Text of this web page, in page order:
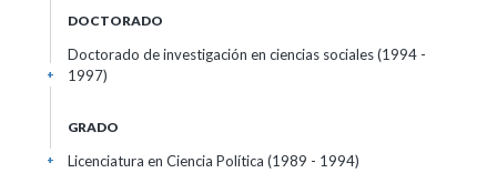
DOCTORADO
Doctorado de investigación en ciencias sociales (1994 -
1997)
+
GRADO
Licenciatura en Ciencia Política (1989 - 1994)
+